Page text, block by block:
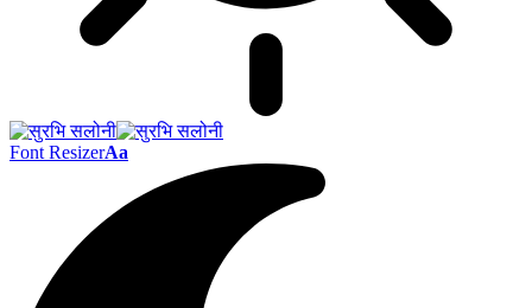
Font ResizerAa